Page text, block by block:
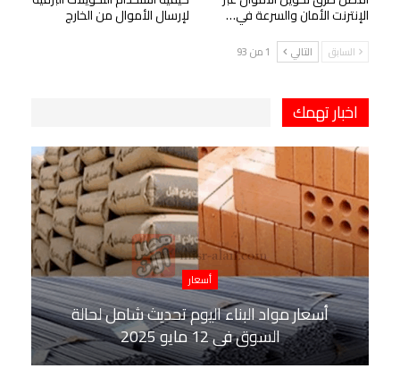
الإنترنت الأمان والسرعة في… لإرسال الأموال من الخارج
السابق التالي 1 من 93
اخبار تهمك
أسعار
أسعار مواد البناء اليوم تحديث شامل لحالة
السوق في 12 مايو 2025